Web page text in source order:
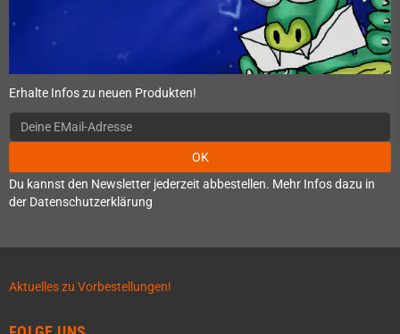
Erhalte Infos zu neuen Produkten!
OK
Du kannst den Newsletter jederzeit abbestellen. Mehr Infos dazu in
der Datenschutzerklärung
Aktuelles zu Vorbestellungen!